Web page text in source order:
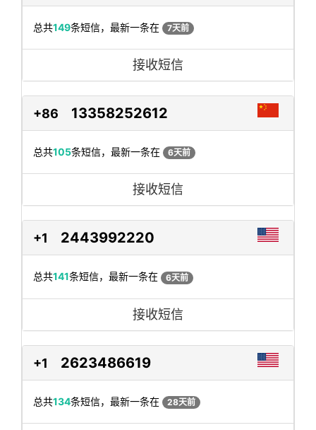
总共149条短信，最新一条在 7天前
接收短信
+86 13358252612
总共105条短信，最新一条在 6天前
接收短信
+1 2443992220
总共141条短信，最新一条在 6天前
接收短信
+1 2623486619
总共134条短信，最新一条在 28天前